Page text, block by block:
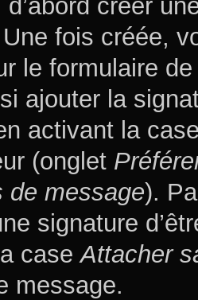
créer
Une fois créée,
le formulaire
ajouter la
activant la
(onglet
de message).
signature
caseAttacher
message.